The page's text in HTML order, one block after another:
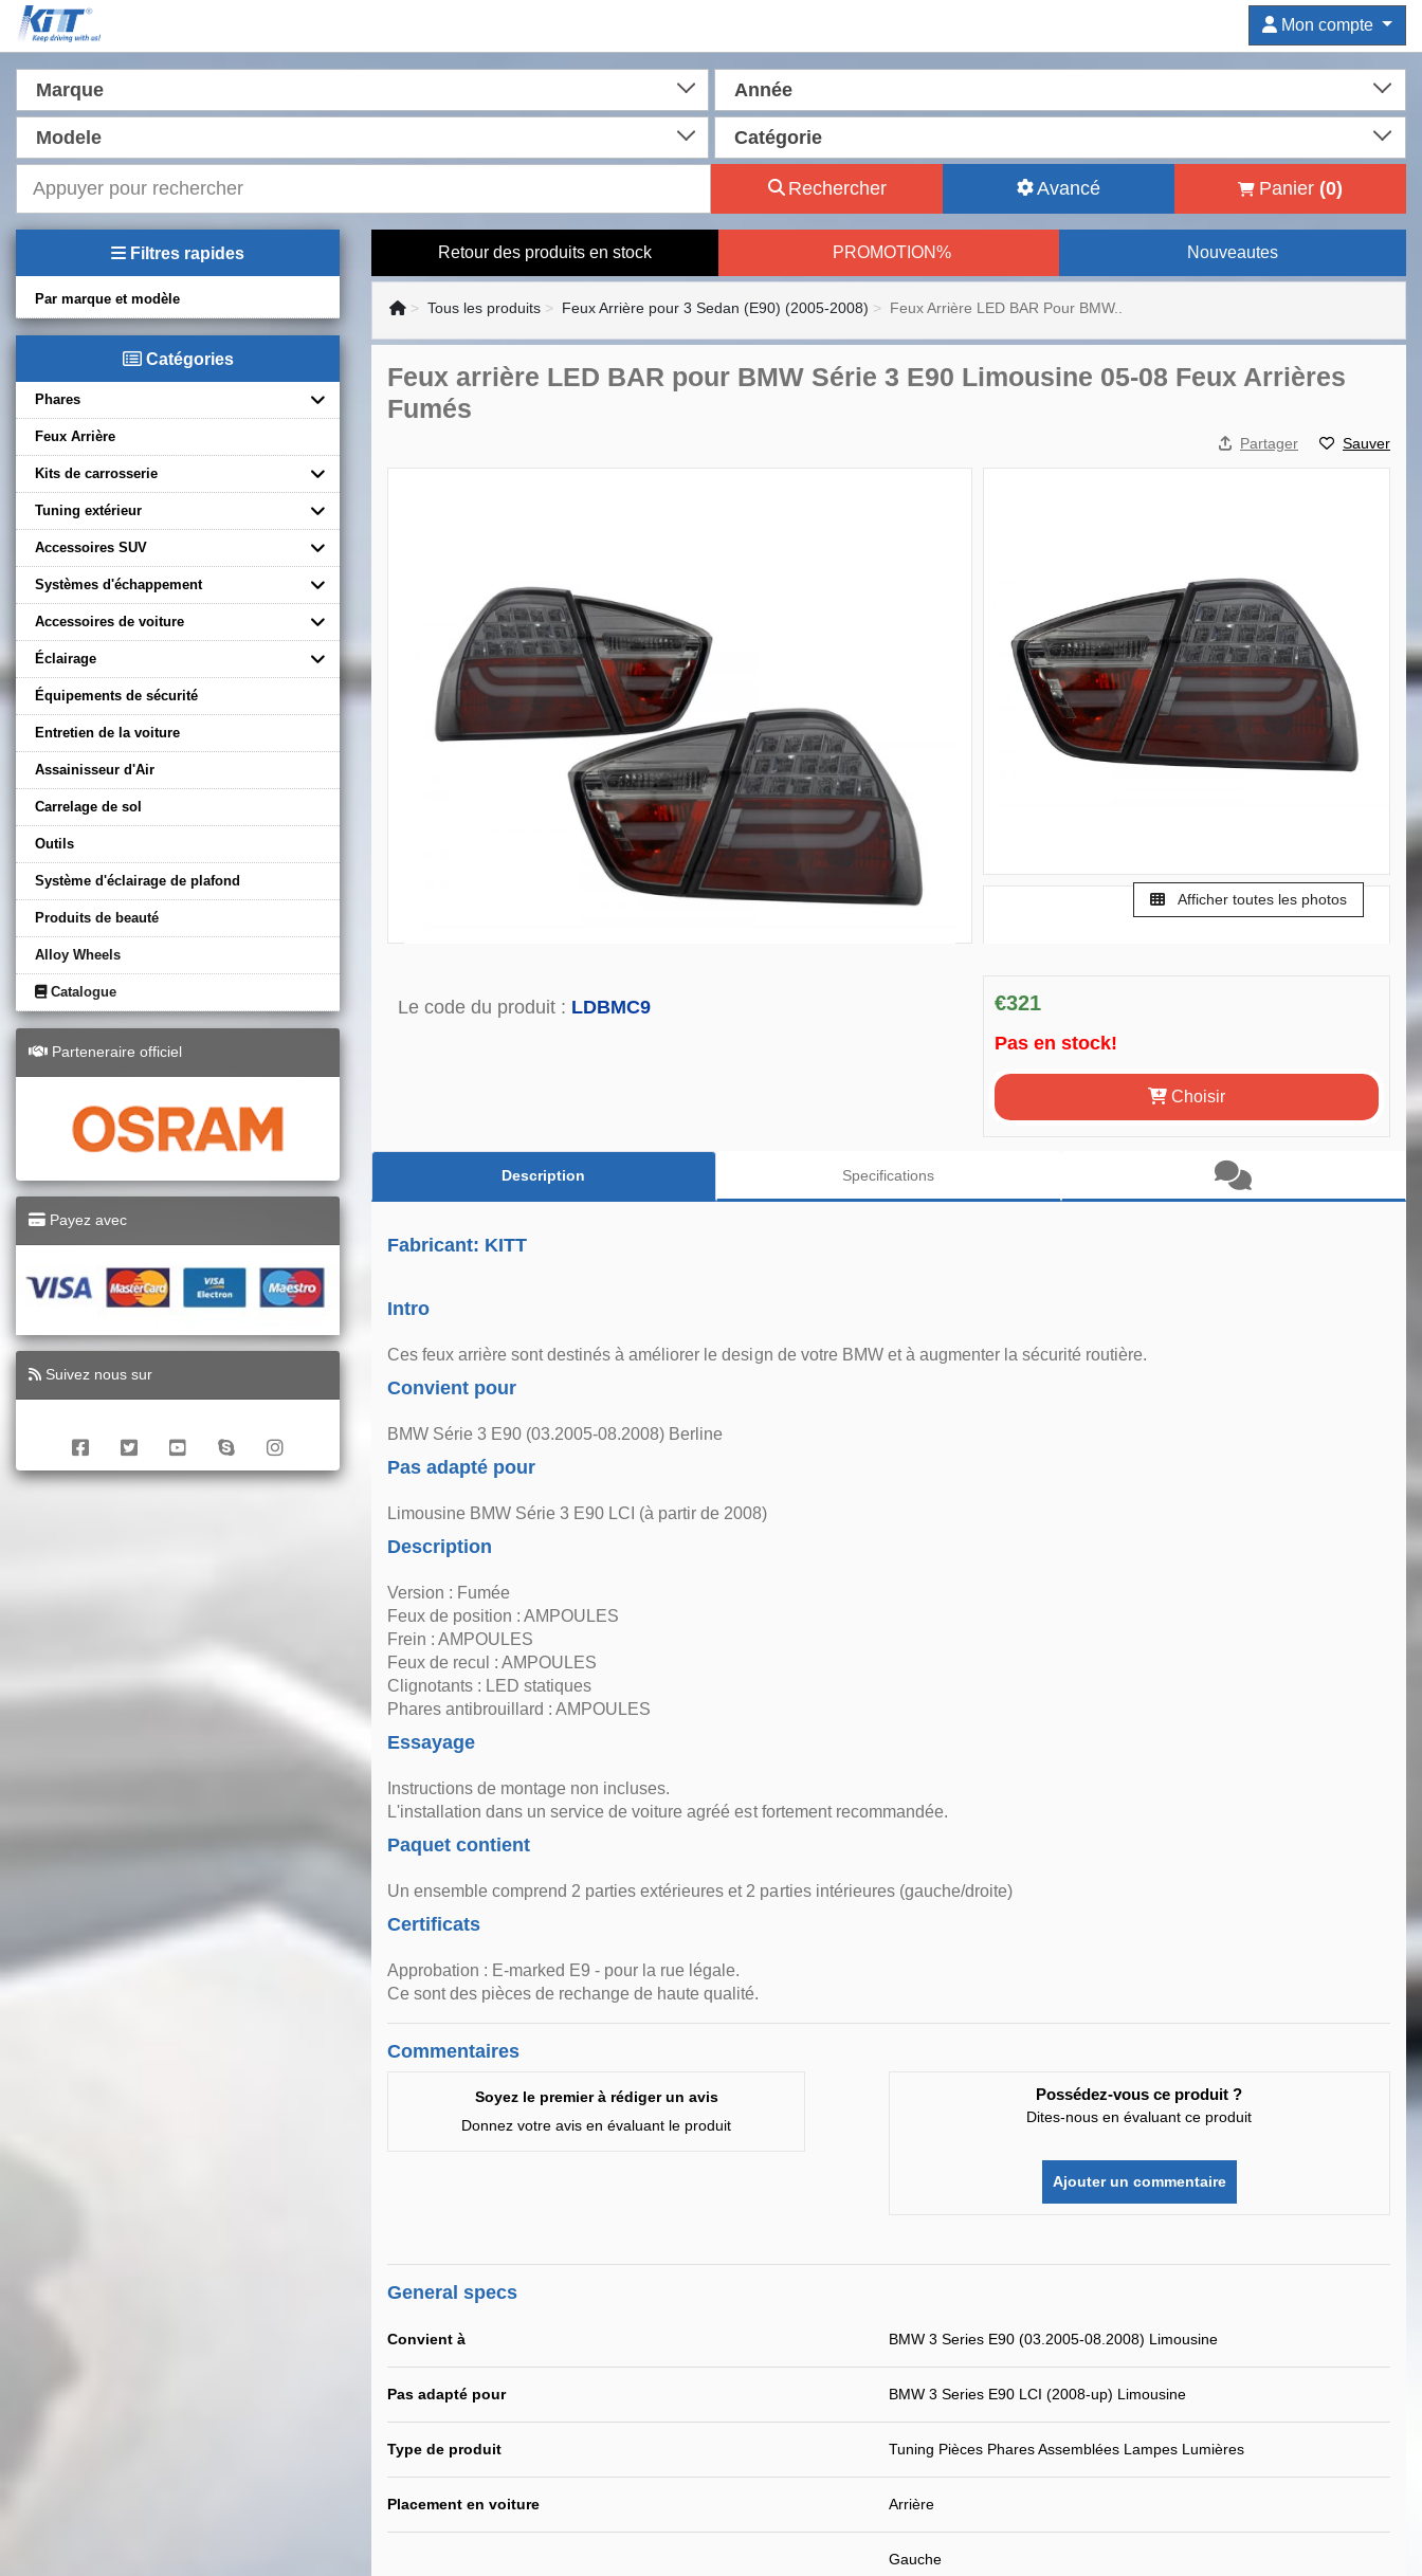
Mon compte
Marque Année
Modele Catégorie
Rechercher Avancé Panier (0)
Filtres rapides
Par marque et modèle
Catégories
Phares
Feux Arrière
Kits de carrosserie
Tuning extérieur
Accessoires SUV
Systèmes d'échappement
Accessoires de voiture
Éclairage
Équipements de sécurité
Entretien de la voiture
Assainisseur d'Air
Carrelage de sol
Outils
Système d'éclairage de plafond
Produits de beauté
Alloy Wheels
Catalogue
Parteneraire officiel
Payez avec
Suivez nous sur
Retour des produits en stock PROMOTION% Nouveautes
Tous les produits Feux Arrière pour 3 Sedan (E90) (2005-2008) Feux Arrière LED BAR Pour BMW..
Feux arrière LED BAR pour BMW Série 3 E90 Limousine 05-08 Feux Arrières
Fumés
Partager Sauver
Afficher toutes les photos
Le code du produit : LDBMC9 €321
Pas en stock!
Choisir
Description Specifications
Fabricant: KITT
Intro
Ces feux arrière sont destinés à améliorer le design de votre BMW et à augmenter la sécurité routière.
Convient pour
BMW Série 3 E90 (03.2005-08.2008) Berline
Pas adapté pour
Limousine BMW Série 3 E90 LCI (à partir de 2008)
Description
Version : Fumée
Feux de position : AMPOULES
Frein : AMPOULES
Feux de recul : AMPOULES
Clignotants : LED statiques
Phares antibrouillard : AMPOULES
Essayage
Instructions de montage non incluses.
L'installation dans un service de voiture agréé est fortement recommandée.
Paquet contient
Un ensemble comprend 2 parties extérieures et 2 parties intérieures (gauche/droite)
Certificats
Approbation : E-marked E9 - pour la rue légale.
Ce sont des pièces de rechange de haute qualité.
Commentaires
Soyez le premier à rédiger un avis
Donnez votre avis en évaluant le produit
Possédez-vous ce produit ?
Dites-nous en évaluant ce produit
Ajouter un commentaire
General specs
Convient à BMW 3 Series E90 (03.2005-08.2008) Limousine
Pas adapté pour BMW 3 Series E90 LCI (2008-up) Limousine
Type de produit Tuning Pièces Phares Assemblées Lampes Lumières
Placement en voiture Arrière
Gauche